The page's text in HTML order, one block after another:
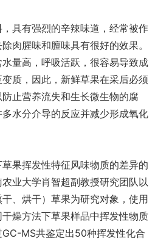
具有强烈的辛辣味道，经常被作
肉腥味和膻味具有很好的效果。
量高，呼吸活跃，很容易导致成
质，因此，新鲜草果在采后必须
止营养流失和生长微生物的腐
水分介导的反应并减少形成氧化
果挥发性特征风味物质的差异的
业大学肖智超副教授研究团队以
、烘干）草果为研究对象，使用
燥方法下草果样品中挥发性物质
MS共鉴定出50种挥发性化合